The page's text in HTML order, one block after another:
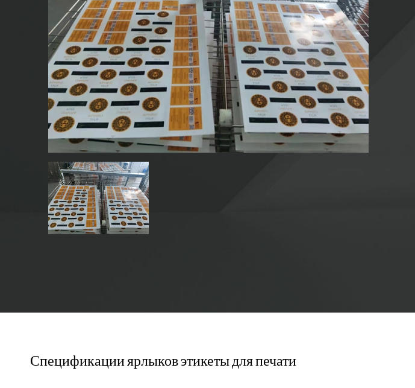
ПИВНЫЕ БУТЫЛКИ
БУТЫЛКИ МАСЛА
СТЕКЛЯННЫЕ БУТЫЛКИ
НАПИТКОВ
БУТЫЛКИ ВОДЫ СТЕКЛЯННЫЕ
СТЕКЛЯННЫЕ БАНКИ
КРЫШКА/ЗАТВОРЫ/ЭТИКЕТКИ
ДЛЯ СТЕКЛА
100 мл Духи стеклянные бутылки
200 мл Духи стеклянные бутылки
250 мл Духи стеклянные бутылки
375ml Духи стеклянные бутылки
150 мл Духи стеклянные бутылки
Спецификации ярлыков этикеты для печати